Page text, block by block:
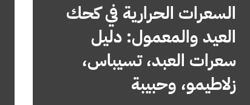
السعرات الحرارية في كحك
العيد والمعمول: دليل
سعرات العبد، تسيباس،
زلاطيمو، وحبيبة